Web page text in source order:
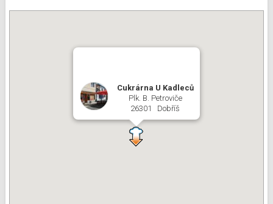
Cukrárna U Kadleců
Plk. B. Petroviče
26301 Dobříš